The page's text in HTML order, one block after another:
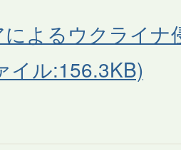
によるウクライナ
イル:156.3KB)